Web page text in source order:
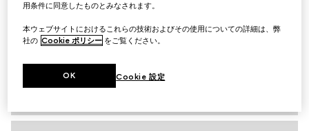
用条件に同意したものとみなされます。
本ウェブサイトにおけるこれらの技術およびその使用についての詳細は、弊
社の Cookie ポリシー をご覧ください。
Cookie 設定
OK